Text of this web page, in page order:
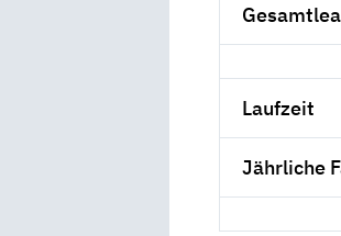
Laufzeit
Jährliche